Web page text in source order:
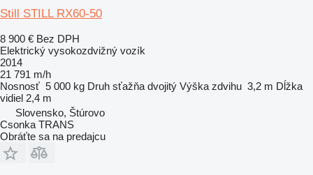
Still STILL RX60-50
8 900 € Bez DPH
Elektrický vysokozdvižný vozík
2014
21 791 m/h
Nosnosť 5 000 kg Druh sťažňa dvojitý Výška zdvihu 3,2 m Dĺžka
vidiel 2,4 m
Slovensko, Štúrovo
Csonka TRANS
Obráťte sa na predajcu